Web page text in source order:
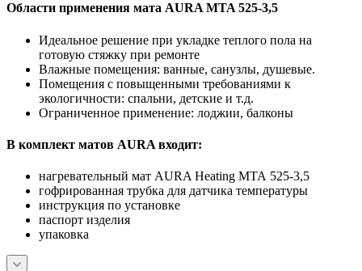
Области применения мата AURA MTA 525-3,5
Идеальное решение при укладке теплого пола на
готовую стяжку при ремонте
Влажные помещения: ванные, санузлы, душевые.
Помещения с повыщенными требованиями к
экологичности: спальни, детские и т.д.
Ограниченное применение: лоджии, балконы
В комплект матов AURA входит:
нагревательный мат AURA Heating МТА 525-3,5
гофрированная трубка для датчика температуры
инструкция по установке
паспорт изделия
упаковка